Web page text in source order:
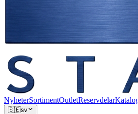
NyheterSortimentOutletReservdelar
🇸🇪sv